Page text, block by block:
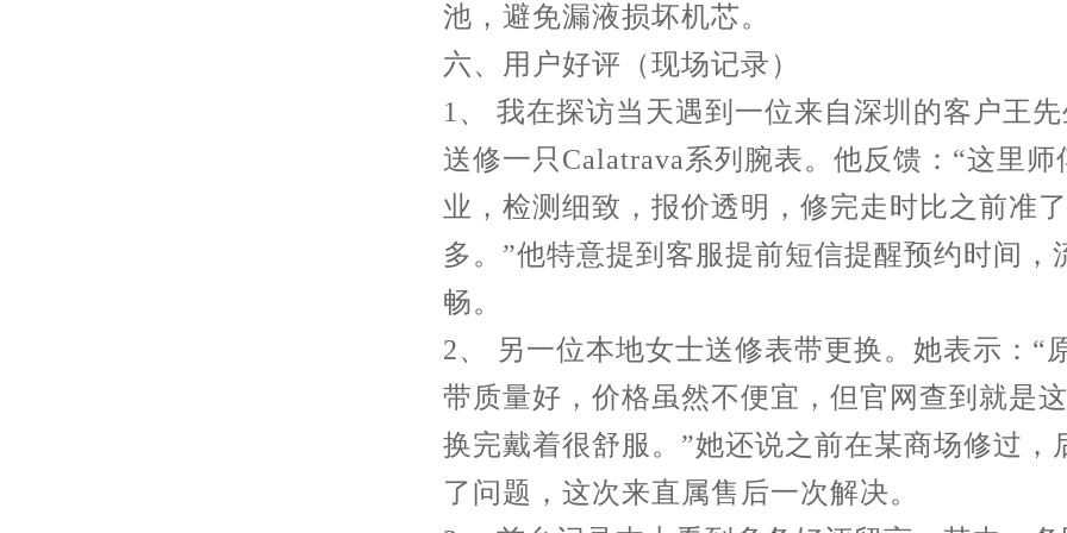
池，避免漏液损坏机芯。
六、用户好评（现场记录）
1、 我在探访当天遇到一位来自深圳的客户王
送修一只Calatrava系列腕表。他反馈：“这里师
业，检测细致，报价透明，修完走时比之前准
多。”他特意提到客服提前短信提醒预约时间，
畅。
2、 另一位本地女士送修表带更换。她表示：“
带质量好，价格虽然不便宜，但官网查到就是
换完戴着很舒服。”她还说之前在某商场修过，
了问题，这次来直属售后一次解决。